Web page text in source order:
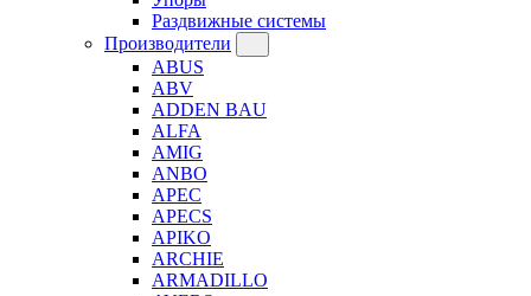
Раздвижные системы
Производители
ABUS
ABV
ADDEN BAU
ALFA
AMIG
ANBO
APEC
APECS
APIKO
ARCHIE
ARMADILLO